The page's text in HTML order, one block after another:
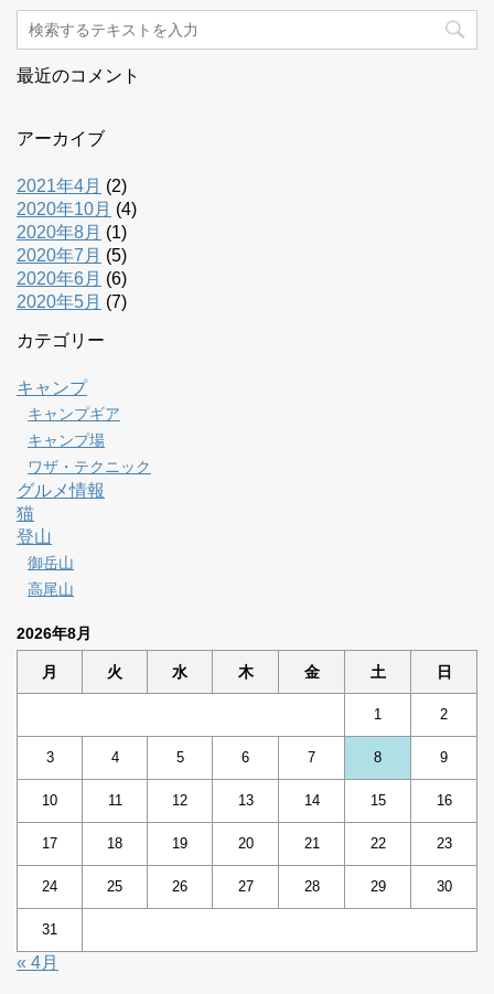
最近のコメント
アーカイブ
2021年4月 (2)
2020年10月 (4)
2020年8月 (1)
2020年7月 (5)
2020年6月 (6)
2020年5月 (7)
カテゴリー
キャンプ
キャンプギア
キャンプ場
ワザ・テクニック
グルメ情報
猫
登山
御岳山
高尾山
2026年8月
月 火 水 木 金 土 日
1 2
3 4 5 6 7 8 9
10 11 12 13 14 15 16
17 18 19 20 21 22 23
24 25 26 27 28 29 30
31
« 4月